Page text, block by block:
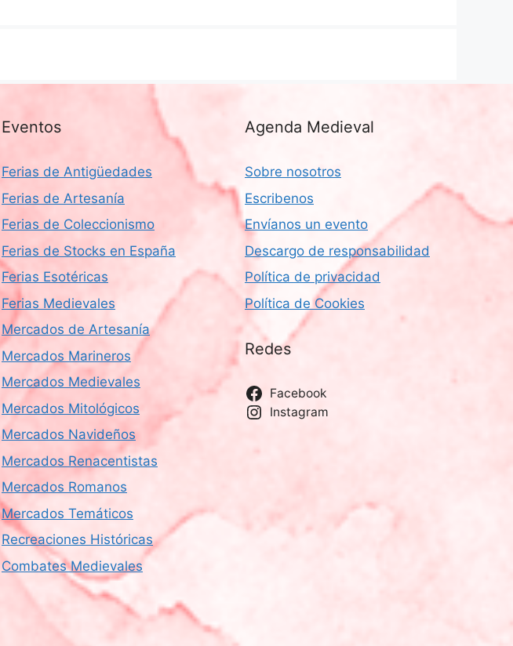
Eventos
Ferias de Antigüedades
Ferias de Artesanía
Ferias de Coleccionismo
Ferias de Stocks en España
Ferias Esotéricas
Ferias Medievales
Mercados de Artesanía
Mercados Marineros
Mercados Medievales
Mercados Mitológicos
Mercados Navideños
Mercados Renacentistas
Mercados Romanos
Mercados Temáticos
Recreaciones Históricas
Combates Medievales
Agenda Medieval
Sobre nosotros
Escribenos
Envíanos un evento
Descargo de responsabilidad
Política de privacidad
Política de Cookies
Redes
Facebook
Instagram